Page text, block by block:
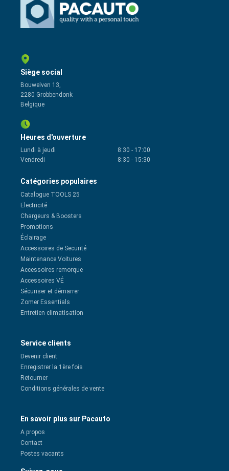
Siège social
Bouwelven 13,
2280 Grobbendonk
Belgique
Heures d'ouverture
Lundi à jeudi 8:30 - 17:00
Vendredi
8:30 - 15:30
Catégories populaires
Catalogue TOOLS 25
Electricité
Chargeurs & Boosters
Promotions
Éclairage
Accessoires de Securité
Maintenance Voitures
Accessoires remorque
Accessoires VÉ
Sécuriser et démarrer
Zomer Essentials
Entretien climatisation
Service clients
Devenir client
Enregistrer la 1ère fois
Retourner
Conditions générales de vente
En savoir plus sur Pacauto
A propos
Contact
Postes vacants